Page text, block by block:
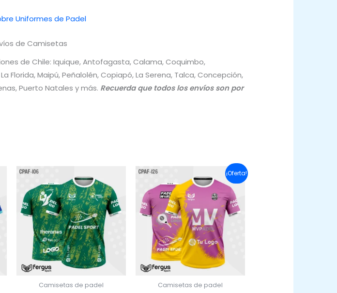
Uniformes de Padel
de Camisetas
de Chile: Iquique, Antofagasta, Calama, Coquimbo,
Florida, Maipú, Peñalolén, Copiapó, La Serena, Talca, Concepción,
Puerto Natales y más. Recuerda que todos los envíos son por
Camisetas de padel
¡Oferta!
Camisetas de padel